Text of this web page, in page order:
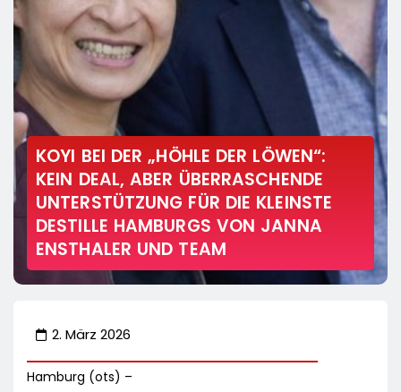
KOYI BEI DER „HÖHLE DER LÖWEN“:
KEIN DEAL, ABER ÜBERRASCHENDE
UNTERSTÜTZUNG FÜR DIE KLEINSTE
DESTILLE HAMBURGS VON JANNA
ENSTHALER UND TEAM
2. März 2026
Hamburg (ots) –